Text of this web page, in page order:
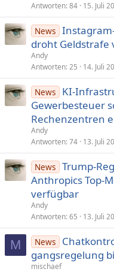
Antworten 84 15. Juli
News
droht Geldstrafe
Andy
Antworten 25 14. Juli
News
KI-
Gewerbesteuer
Rechenzentren
Andy
Antworten 74 13. Juli
News Trump-
Anthropics Top-
verfügbar
Andy
Antworten 65 13. Juli
M News
gangs­re­gelung
mischaef